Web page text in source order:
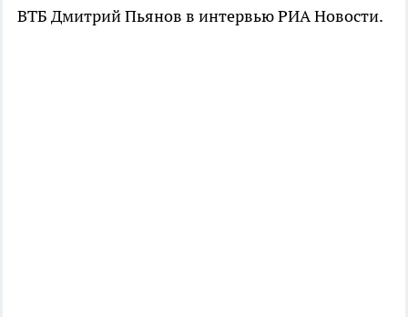
ВТБ Дмитрий Пьянов в интервью РИА Новости.